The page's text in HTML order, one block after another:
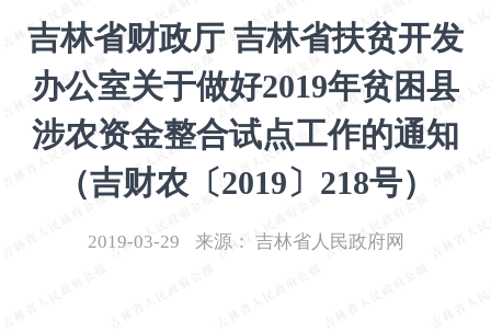
吉林省财政厅 吉林省扶贫开发
办公室关于做好2019年贫困县
涉农资金整合试点工作的通知
（吉财农〔2019〕218号）
2019-03-29 来源： 吉林省人民政府网